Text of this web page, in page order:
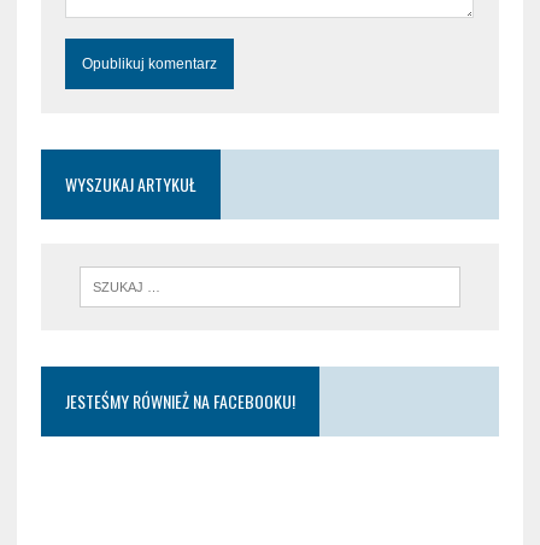
WYSZUKAJ ARTYKUŁ
JESTEŚMY RÓWNIEŻ NA FACEBOOKU!